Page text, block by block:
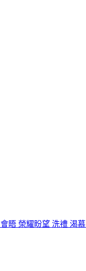
會晤 榮耀盼望 洗禮 渴慕